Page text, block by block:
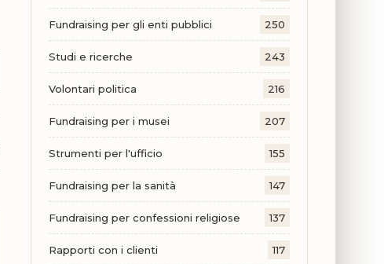
Fundraising per gli enti pubblici 250
Studi e ricerche 243
Volontari politica 216
Fundraising per i musei 207
Strumenti per l'ufficio 155
Fundraising per la sanità 147
Fundraising per confessioni religiose 137
Rapporti con i clienti 117